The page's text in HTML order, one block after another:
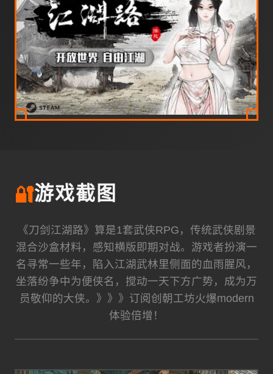
🔐游戏截图
《刀剑江湖路》算是1套武侠RPG，传统武侠剧景
混合沙盒材料，感知横版即期对战。游戏者扮演一
名寻常一些年，陷入江湖武林里侧面的血雨腥风，
坐落纷争中为便侠名，搅动一天下方广势，成为万
员敬仰的大侠。》》》订阅创朝工坊火爆modern
体验倍增！